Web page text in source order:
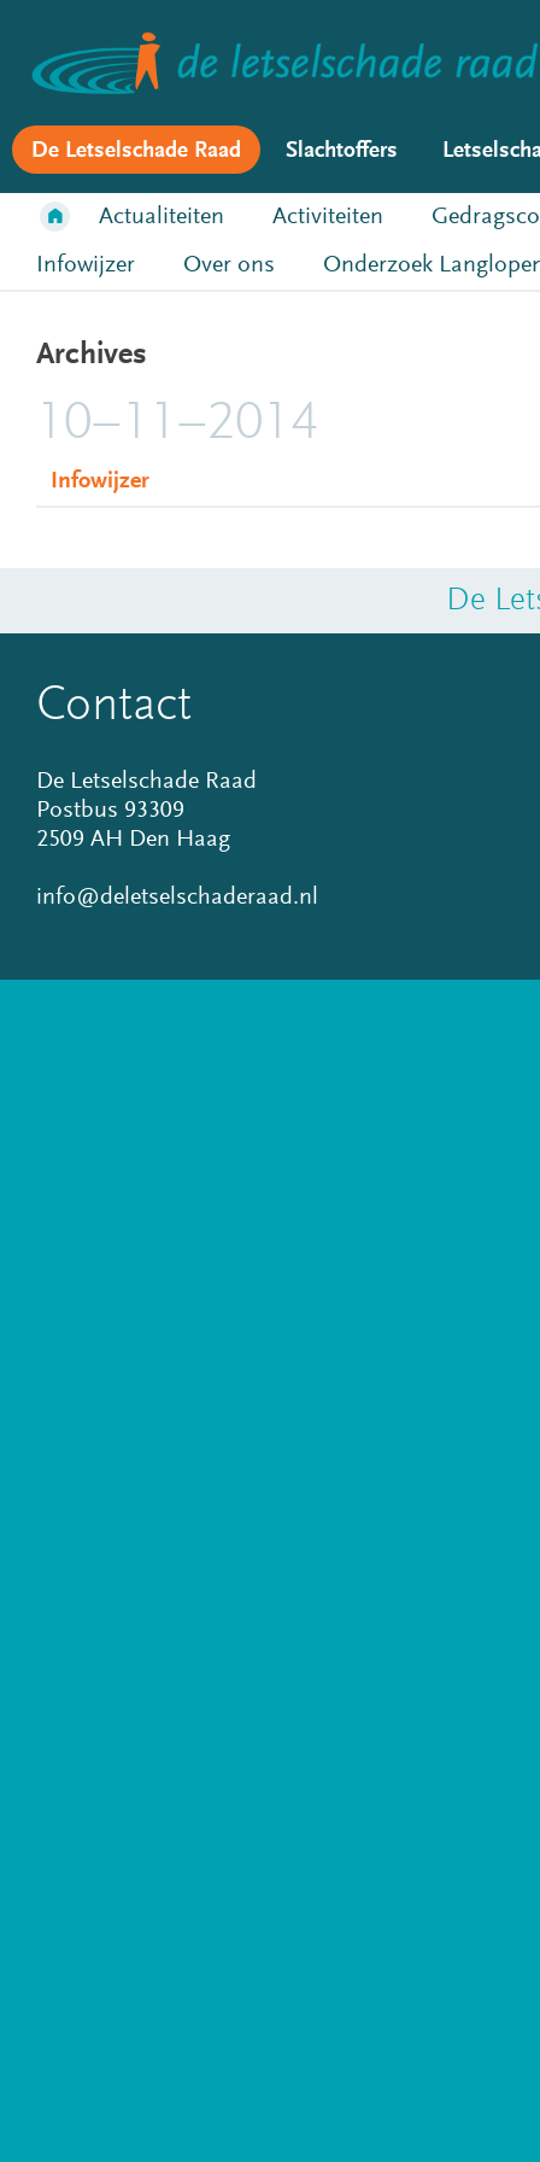
De Letselschade Raad Slachtoffers
Actualiteiten Activiteiten
Infowijzer
Over ons Onderzoek
Archives
10–11–2014
Infowijzer
De
Contact
De Letselschade Raad
Postbus 93309
2509 AH Den Haag
info@deletselschaderaad.nl